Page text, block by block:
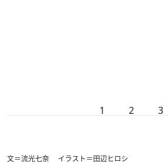
1 2 3
文＝流光七奈 イラスト＝田辺ヒロシ